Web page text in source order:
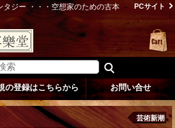
ジー ・・・空想家のための古本
PCサイト
の登録はこちらから お問い合せ
芸術新潮